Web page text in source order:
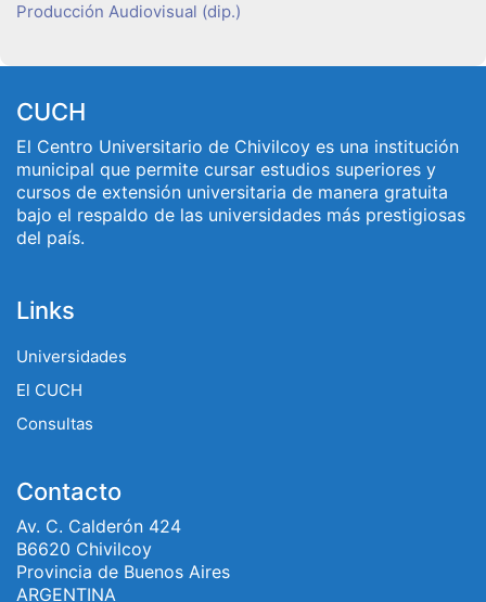
Producción Audiovisual (dip.)
CUCH
El Centro Universitario de Chivilcoy es una institución
municipal que permite cursar estudios superiores y
cursos de extensión universitaria de manera gratuita
bajo el respaldo de las universidades más prestigiosas
del país.
Links
Universidades
El CUCH
Consultas
Contacto
Av. C. Calderón 424
B6620 Chivilcoy
Provincia de Buenos Aires
ARGENTINA